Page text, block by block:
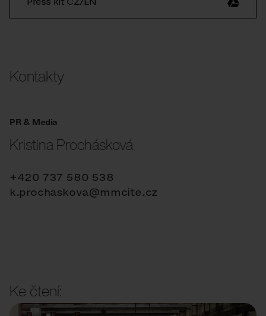
Kontakty
PR & Media
Kristina Prochásková
+420 737 580 538
k.prochaskova@mmcite.cz
Ke čtení: